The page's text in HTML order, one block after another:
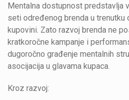
Mentalna dostupnost predstavlja
seti određenog brenda u trenutku
kupovini. Zato razvoj brenda ne
kratkoročne kampanje i
dugoročno građenje mentalnih
asocijacija u glavama kupaca.
Kroz razvoj: